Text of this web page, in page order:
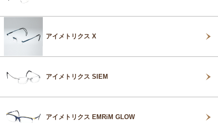
アイメトリクス X
アイメトリクス SIEM
アイメトリクス EMRiM GLOW